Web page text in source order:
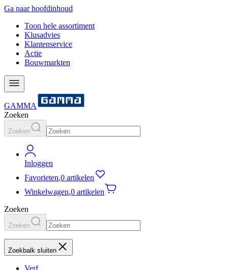
Ga naar hoofdinhoud
Toon hele assortiment
Klusadvies
Klantenservice
Actie
Bouwmarkten
GAMMA
Zoeken
Zoeken
Inloggen
Favorieten,0 artikelen
Winkelwagen,0 artikelen
Zoeken
Zoeken
Zoekbalk sluiten
Verf